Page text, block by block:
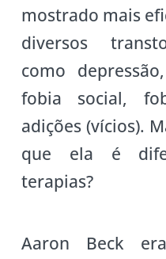
mostrado mais
diversos
como
fobia social,
adições (vícios).
que ela é
terapias?
Aaron Beck